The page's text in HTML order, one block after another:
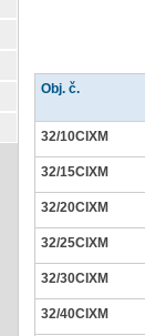
Obj. č.
32/10CIXM
32/15CIXM
32/20CIXM
32/25CIXM
32/30CIXM
32/40CIXM